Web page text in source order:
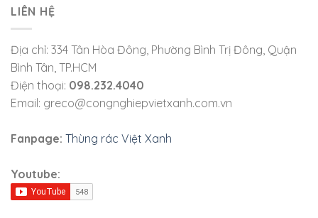
LIÊN HỆ
Địa chỉ: 334 Tân Hòa Đông, Phường Bình Trị Đông, Quận
Bình Tân, TP.HCM
Điện thoại: 098.232.4040
Email: greco@congnghiepvietxanh.com.vn
Fanpage: Thùng rác Việt Xanh
Youtube: